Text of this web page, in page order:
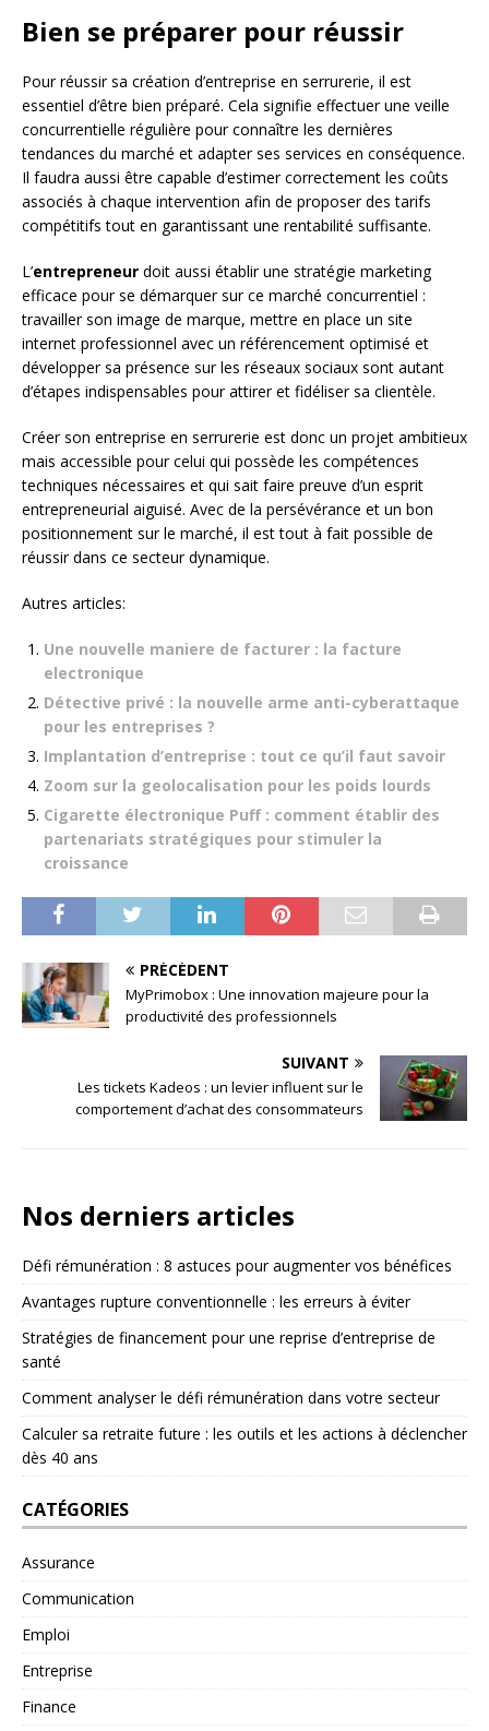
Bien se préparer pour réussir
Pour réussir sa création d’entreprise en serrurerie, il est
essentiel d’être bien préparé. Cela signifie effectuer une veille
concurrentielle régulière pour connaître les dernières
tendances du marché et adapter ses services en conséquence.
Il faudra aussi être capable d’estimer correctement les coûts
associés à chaque intervention afin de proposer des tarifs
compétitifs tout en garantissant une rentabilité suffisante.
L’entrepreneur doit aussi établir une stratégie marketing
efficace pour se démarquer sur ce marché concurrentiel :
travailler son image de marque, mettre en place un site
internet professionnel avec un référencement optimisé et
développer sa présence sur les réseaux sociaux sont autant
d’étapes indispensables pour attirer et fidéliser sa clientèle.
Créer son entreprise en serrurerie est donc un projet ambitieux
mais accessible pour celui qui possède les compétences
techniques nécessaires et qui sait faire preuve d’un esprit
entrepreneurial aiguisé. Avec de la persévérance et un bon
positionnement sur le marché, il est tout à fait possible de
réussir dans ce secteur dynamique.
Autres articles:
Une nouvelle maniere de facturer : la facture
electronique
Détective privé : la nouvelle arme anti-cyberattaque
pour les entreprises ?
Implantation d’entreprise : tout ce qu’il faut savoir
Zoom sur la geolocalisation pour les poids lourds
Cigarette électronique Puff : comment établir des
partenariats stratégiques pour stimuler la
croissance
PRÉCÉDENT
MyPrimobox : Une innovation majeure pour la
productivité des professionnels
SUIVANT
Les tickets Kadeos : un levier influent sur le
comportement d’achat des consommateurs
Nos derniers articles
Défi rémunération : 8 astuces pour augmenter vos bénéfices
Avantages rupture conventionnelle : les erreurs à éviter
Stratégies de financement pour une reprise d’entreprise de
santé
Comment analyser le défi rémunération dans votre secteur
Calculer sa retraite future : les outils et les actions à déclencher
dès 40 ans
CATÉGORIES
Assurance
Communication
Emploi
Entreprise
Finance